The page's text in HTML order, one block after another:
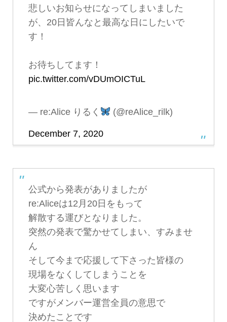
悲しいお知らせになってしまいました
が、20日皆んなと最高な日にしたいで
す！
お待ちしてます！
pic.twitter.com/vDUmOICTuL
— re:Alice りるく (@reAlice_rilk)
December 7, 2020
公式から発表がありましたが
re:Aliceは12月20日をもって
解散する運びとなりました。
突然の発表で驚かせてしまい、すみませ
ん
そして今まで応援して下さった皆様の
現場をなくしてしまうことを
大変心苦しく思います
ですがメンバー運営全員の意思で
決めたことです